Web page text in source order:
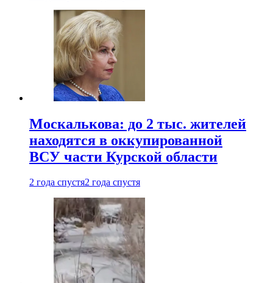
Москалькова: до 2 тыс. жителей
находятся в оккупированной
ВСУ части Курской области
2 года спустя2 года спустя